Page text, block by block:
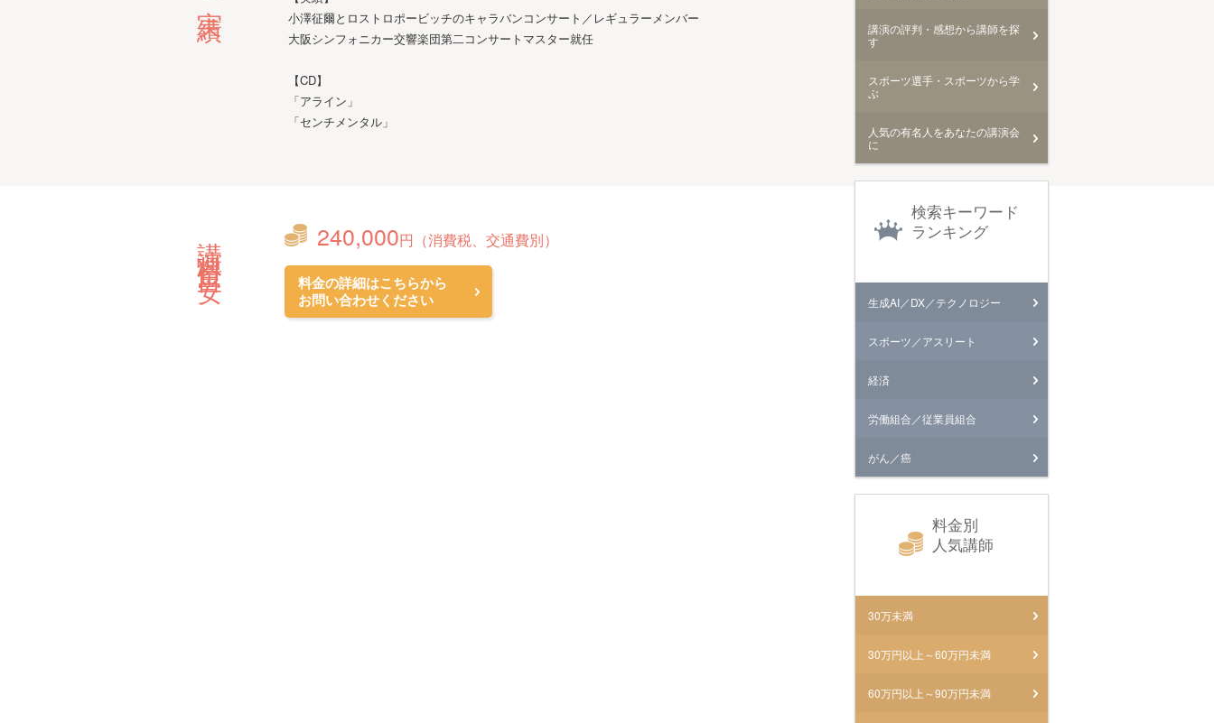
講演の評判・感想から講師を探
す
スポーツ選手・スポーツから学
ぶ
人気の有名人をあなたの講演会
に
検索キーワード
ランキング
生成AI／DX／テクノロジー
スポーツ／アスリート
経済
労働組合／従業員組合
がん／癌
料金別
人気講師
30万未満
30万円以上～60万円未満
60万円以上～90万円未満
小澤征爾とロストロポービッチのキャラバンコンサート／レギュラーメンバー
大阪シンフォニカー交響楽団第二コンサートマスター就任
【CD】
「アライン」
「センチメンタル」
講演料金目安 240,000円（消費税、交通費別）
料金の詳細はこちらから
お問い合わせください